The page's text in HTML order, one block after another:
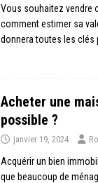
Vous souhaitez vendre
comment estimer sa
donnera toutes les clés
Acheter une
possible ?
janvier 19, 2024
Acquérir un bien
que beaucoup de